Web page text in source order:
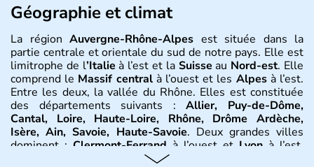
Géographie et climat
La région Auvergne-Rhône-Alpes est située dans la
partie centrale et orientale du sud de notre pays. Elle est
limitrophe de l’Italie à l’est et la Suisse au Nord-est. Elle
comprend le Massif centralà l’ouest et les Alpesà l’est.
Entre les deux, la vallée du Rhône. Elles est constituée
des départements suivants :Allier, Puy-de-Dôme,
Cantal, Loire, Haute-Loire, Rhône, Drôme Ardèche,
Isère, Ain, Savoie, Haute-Savoie. Deux grandes villes
dominent : Clermont-Ferrand à l’ouest et Lyon à l’est.
D’autres villes ont une réelle importance dans la région